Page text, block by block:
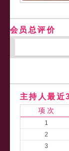
会员总评价
主持人最近
项 次
1
2
3